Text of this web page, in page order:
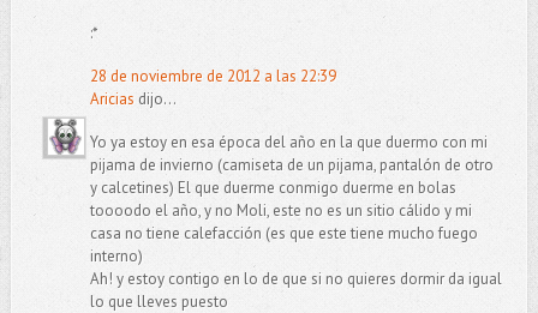
:*
28 de noviembre de 2012 a las 22:39
Aricias dijo...
Yo ya estoy en esa época del año en la que duermo con mi
pijama de invierno (camiseta de un pijama, pantalón de otro
y calcetines) El que duerme conmigo duerme en bolas
toooodo el año, y no Moli, este no es un sitio cálido y mi
casa no tiene calefacción (es que este tiene mucho fuego
interno)
Ah! y estoy contigo en lo de que si no quieres dormir da igual
lo que lleves puesto